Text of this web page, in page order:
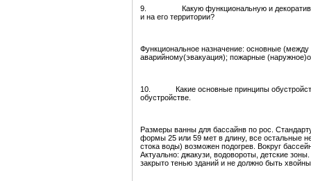
9. Какую функциональную и декоративную
и на его территории?
Функциональное назначение: основные
аварийному(эвакуация); пожарные
10. Какие основные принципы
обустройстве.
Размеры ванны для бассайнв по рос.
формы 25 или 59 мет в длину, все остальные
стока воды) возможен подогрев. Вокруг
Актуально: джакузи, водовороты, детские
закрыто тенью зданий и не должно быть